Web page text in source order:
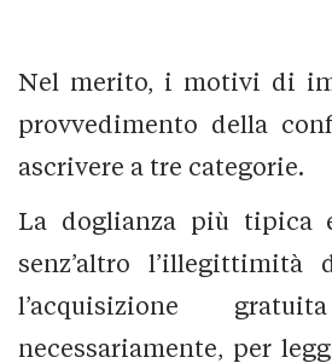
Nel merito, i motivi di
provvedimento della
ascrivere a tre categorie.
La doglianza più tipica
senz’altro l’illegittimità
l’acquisizione
necessariamente, per